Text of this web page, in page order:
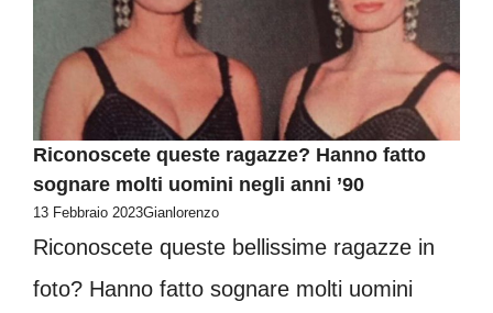
Riconoscete queste ragazze? Hanno fatto
sognare molti uomini negli anni ’90
13 Febbraio 2023Gianlorenzo
Riconoscete queste bellissime ragazze in
foto? Hanno fatto sognare molti uomini